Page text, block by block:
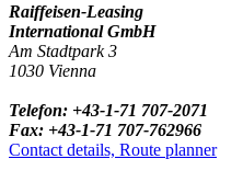
Raiffeisen-Leasing
International GmbH
Am Stadtpark 3
1030 Vienna
Telefon: +43-1-71 707-2071
Fax: +43-1-71 707-762966
Contact details, Route planner